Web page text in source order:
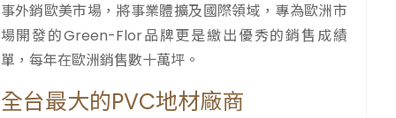
事外銷歐美市場，將事業體擴及國際領域，專為歐洲市
場開發的Green-Flor品牌更是繳出優秀的銷售成績
單，每年在歐洲銷售數十萬坪。
全台最大的PVC地材廠商